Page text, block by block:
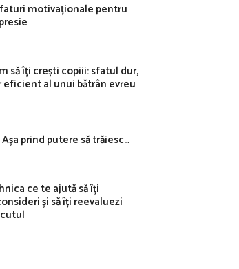
motivaționale pentru
să îți crești copiii: sfatul dur,
eficient al unui bătrân evreu
Așa prind putere să trăiesc…
ce te ajută să îți
și să îți reevaluezi